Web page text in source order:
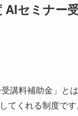
AIセミナー
講料補助金」と
てくれる制度で